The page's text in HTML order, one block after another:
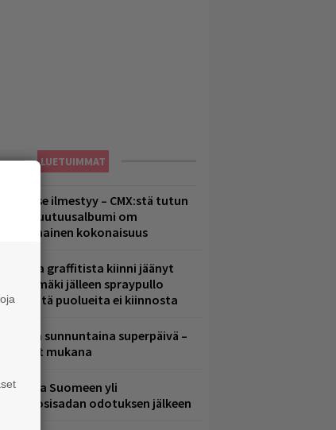
LUETUIMMAT
se ilmestyy – CMX:stä tutun
Yrjänän uutuusalbumi om
kokonaisuus
graffitista kiinni jäänyt
Arhinmäki jälleen spraypullo
– näitä puolueita ei kiinnosta
sunnuntaina superpäivä –
artistit mukana
palaa Suomeen yli
odotuksen jälkeen